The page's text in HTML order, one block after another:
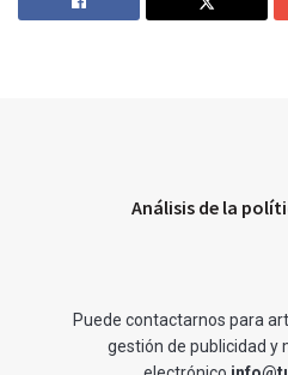
Análisis de la
Puede contactarnos para
gestión de publicidad y